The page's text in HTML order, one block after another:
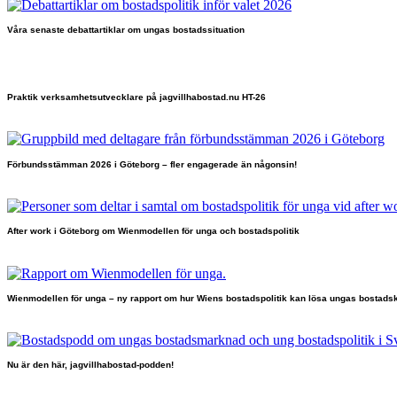
Våra senaste debattartiklar om ungas bostadssituation
Praktik verksamhetsutvecklare på jagvillhabostad.nu HT-26
Förbundsstämman 2026 i Göteborg – fler engagerade än någonsin!
After work i Göteborg om Wienmodellen för unga och bostadspolitik
Wienmodellen för unga – ny rapport om hur Wiens bostadspolitik kan lösa ungas
Nu är den här, jagvillhabostad-podden!